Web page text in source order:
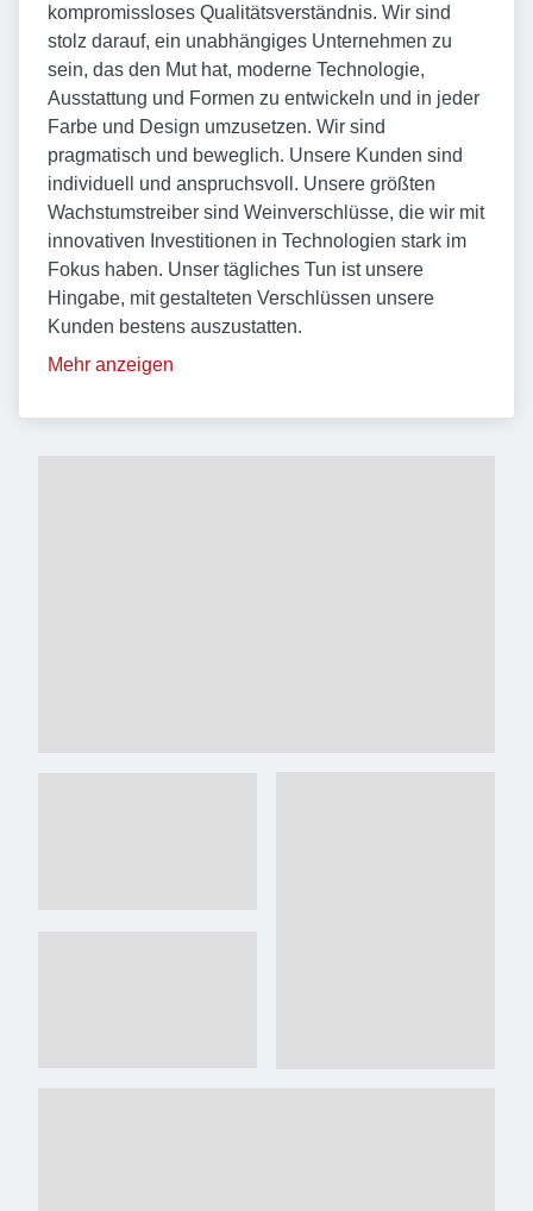
kompromissloses Qualitätsverständnis. Wir sind
stolz darauf, ein unabhängiges Unternehmen zu
sein, das den Mut hat, moderne Technologie,
Ausstattung und Formen zu entwickeln und in jeder
Farbe und Design umzusetzen. Wir sind
pragmatisch und beweglich. Unsere Kunden sind
individuell und anspruchsvoll. Unsere größten
Wachstumstreiber sind Weinverschlüsse, die wir mit
innovativen Investitionen in Technologien stark im
Fokus haben. Unser tägliches Tun ist unsere
Hingabe, mit gestalteten Verschlüssen unsere
Kunden bestens auszustatten.
Mehr anzeigen